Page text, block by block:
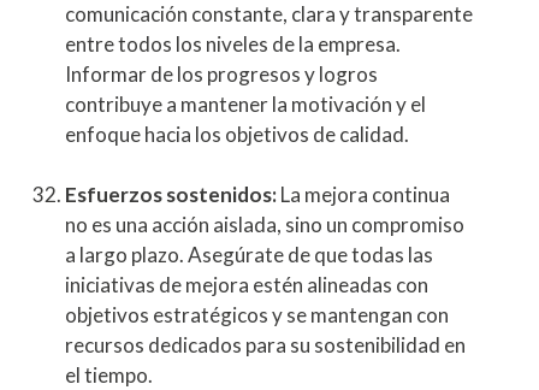
comunicación constante, clara y transparente
entre todos los niveles de la empresa.
Informar de los progresos y logros
contribuye a mantener la motivación y el
enfoque hacia los objetivos de calidad.
Esfuerzos sostenidos:La mejora continua
no es una acción aislada, sino un compromiso
a largo plazo. Asegúrate de que todas las
iniciativas de mejora estén alineadas con
objetivos estratégicos y se mantengan con
recursos dedicados para su sostenibilidad en
el tiempo.